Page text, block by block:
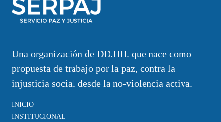
Una organización de DD.HH. que nace como
propuesta de trabajo por la paz, contra la
injusticia social desde la no-violencia activa.
INICIO
INSTITUCIONAL